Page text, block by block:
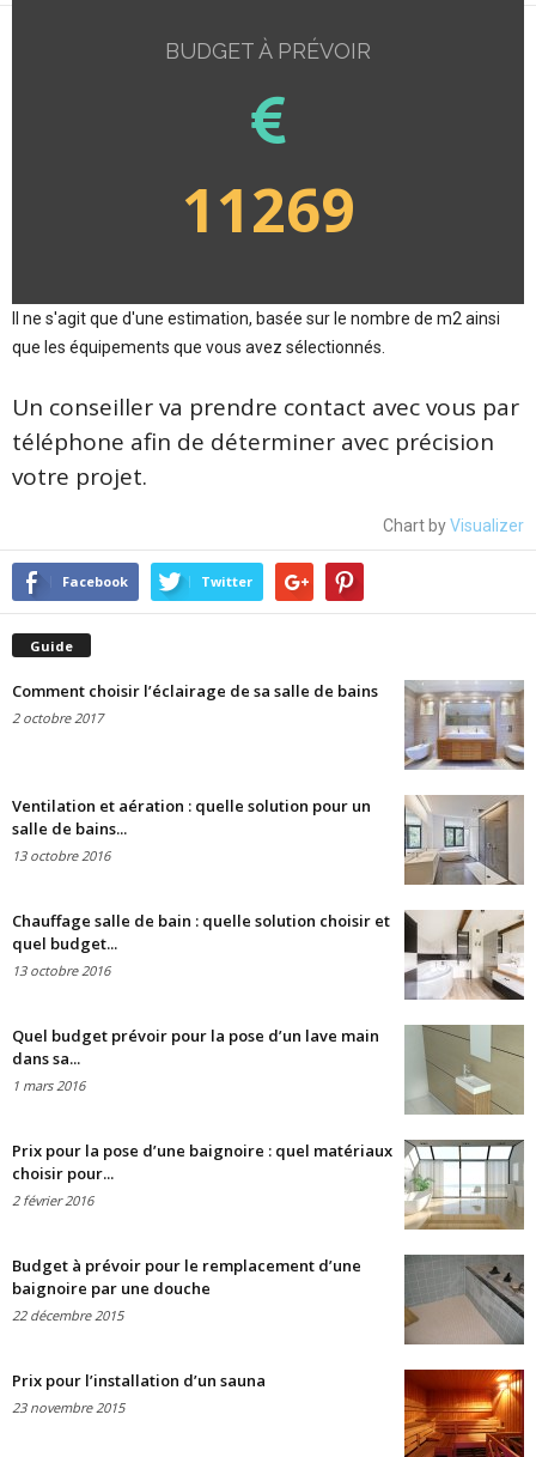
BUDGET À PRÉVOIR
11269
Il ne s'agit que d'une estimation, basée sur le nombre de m2 ainsi
que les équipements que vous avez sélectionnés.
Un conseiller va prendre contact avec vous par
téléphone afin de déterminer avec précision
votre projet.
Chart byVisualizer
Facebook Twitter
Guide
Comment choisir l’éclairage de sa salle de bains
2 octobre 2017
Ventilation et aération : quelle solution pour un
salle de bains...
13 octobre 2016
Chauffage salle de bain : quelle solution choisir et
quel budget...
13 octobre 2016
Quel budget prévoir pour la pose d’un lave main
dans sa...
1 mars 2016
Prix pour la pose d’une baignoire : quel matériaux
choisir pour...
2 février 2016
Budget à prévoir pour le remplacement d’une
baignoire par une douche
22 décembre 2015
Prix pour l’installation d’un sauna
23 novembre 2015